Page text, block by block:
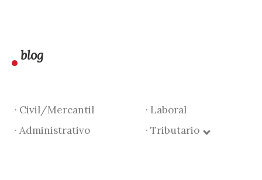
blog
· Civil/Mercantil
· Laboral
· Administrativo
· Tributario